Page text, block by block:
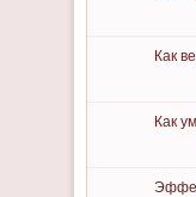
Как
Как